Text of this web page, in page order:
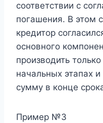
соответствии с
погашения. В этом
кредитор
основного
производить
начальных этапах
сумму в конце
Пример №3